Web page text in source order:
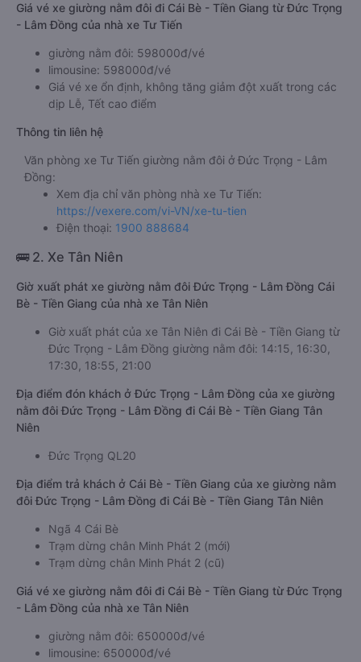
Giá vé xe giường nằm đôi đi Cái Bè - Tiền Giang từ Đức Trọng
- Lâm Đồng của nhà xe Tư Tiến
giường nằm đôi: 598000đ/vé
limousine: 598000đ/vé
Giá vé xe ổn định, không tăng giảm đột xuất trong các
dịp Lễ, Tết cao điểm
Thông tin liên hệ
Văn phòng xe Tư Tiến giường nằm đôi ở Đức Trọng - Lâm
Đồng:
Xem địa chỉ văn phòng nhà xe Tư Tiến:
https://vexere.com/vi-VN/xe-tu-tien
Điện thoại: 1900 888684
🚌 2. Xe Tân Niên
Giờ xuất phát xe giường nằm đôi Đức Trọng - Lâm Đồng Cái
Bè - Tiền Giang của nhà xe Tân Niên
Giờ xuất phát của xe Tân Niên đi Cái Bè - Tiền Giang từ
Đức Trọng - Lâm Đồng giường nằm đôi: 14:15, 16:30,
17:30, 18:55, 21:00
Địa điểm đón khách ở Đức Trọng - Lâm Đồng của xe giường
nằm đôi Đức Trọng - Lâm Đồng đi Cái Bè - Tiền Giang Tân
Niên
Đức Trọng QL20
Địa điểm trả khách ở Cái Bè - Tiền Giang của xe giường nằm
đôi Đức Trọng - Lâm Đồng đi Cái Bè - Tiền Giang Tân Niên
Ngã 4 Cái Bè
Trạm dừng chân Minh Phát 2 (mới)
Trạm dừng chân Minh Phát 2 (cũ)
Giá vé xe giường nằm đôi đi Cái Bè - Tiền Giang từ Đức Trọng
- Lâm Đồng của nhà xe Tân Niên
giường nằm đôi: 650000đ/vé
limousine: 650000đ/vé